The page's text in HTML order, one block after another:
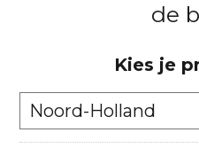
de
Kies je